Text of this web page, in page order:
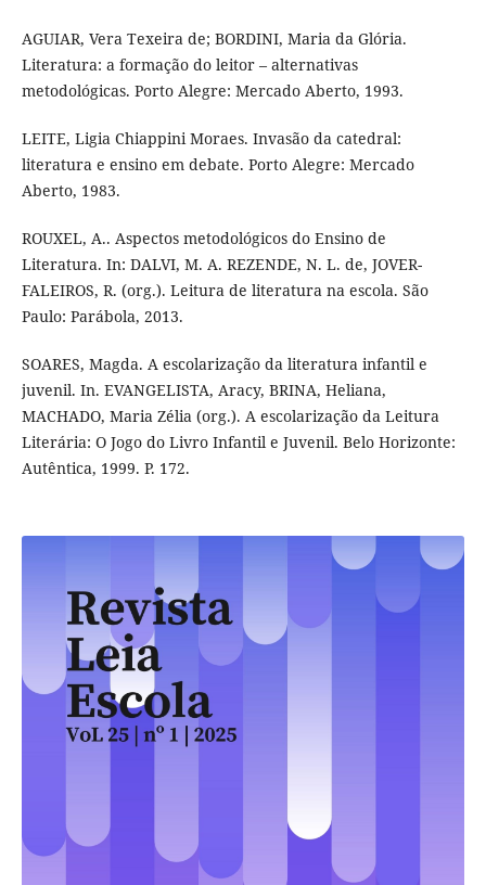
AGUIAR, Vera Texeira de; BORDINI, Maria da Glória.
Literatura: a formação do leitor – alternativas
metodológicas. Porto Alegre: Mercado Aberto, 1993.
LEITE, Ligia Chiappini Moraes. Invasão da catedral:
literatura e ensino em debate. Porto Alegre: Mercado
Aberto, 1983.
ROUXEL, A.. Aspectos metodológicos do Ensino de
Literatura. In: DALVI, M. A. REZENDE, N. L. de, JOVER-
FALEIROS, R. (org.). Leitura de literatura na escola. São
Paulo: Parábola, 2013.
SOARES, Magda. A escolarização da literatura infantil e
juvenil. In. EVANGELISTA, Aracy, BRINA, Heliana,
MACHADO, Maria Zélia (org.). A escolarização da Leitura
Literária: O Jogo do Livro Infantil e Juvenil. Belo Horizonte:
Autêntica, 1999. P. 172.